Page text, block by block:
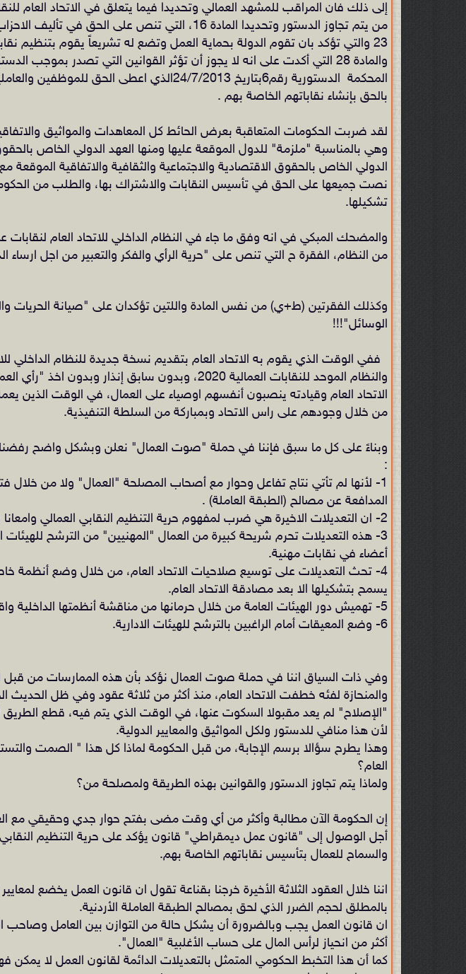
إلى ذلك فان المراقب للمشهد العمالي وتحديدا فيما يتعلق في الاتحاد العام
من يتم تجاوز الدستور وتحديدا المادة 16، التي تنص على
23 والتي تؤكد بان تقوم الدولة بحماية العمل وتضع له تشريعاً يقوم بتنظيم
والمادة 28 التي أكدت على انه لا يجوز أن تؤثر القوانين التي تصدر بموجب
المحكمة الدستورية رقم6بتاريخ 24/7/2013الذي اعطى
بالحق بإنشاء نقاباتهم الخاصة بهم .
لقد ضربت الحكومات المتعاقبة بعرض الحائط كل المعاهدات والمواثيق
وهي بالمناسبة "ملزمة" للدول الموقعة عليها ومنها العهد الدولي الخاص
الدولي الخاص بالحقوق الاقتصادية والاجتماعية والثقافية والاتفاقية الموقعة
نصت جميعها على الحق في تأسيس النقابات والاشتراك بها، والطلب من
تشكيلها.
من النظام، الفقرة ح ‏التي تنص على "حرية الرأي والفكر والتعبير من اجل ارساء
‏وكذلك ‏الفقرتين (ط+ي) من نفس المادة واللتين تؤكدان على "صيانة الحريات
الوسائل"!!!
ففي الوقت الذي يقوم به الاتحاد العام بتقديم نسخة جديدة للنظام الداخلي
والنظام الموحد للنقابات العمالية 2020، وبدون سابق إنذار
الاتحاد العام وقيادته ينصبون أنفسهم اوصياء على العمال، في الوقت الذين
من خلال وجودهم على راس الاتحاد وبمباركة من السلطة التنفيذية.
وبناءً على كل ما سبق فإننا في حملة "صوت العمال" نعلن وبشكل واضح رفضنا
1- لأنها لم تأتي نتاج تفاعل وحوار مع أصحاب المصلحة "العمال" ولا من
المدافعة عن مصالح (الطبقة العاملة) .
2- ‏ان التعديلات الاخيرة هي ضرب لمفهوم حرية التنظيم النقابي العمالي وامعانا في إضعاف العمال ونقاباتهم.
3- هذه التعديلات تحرم ‏شريحة كبيرة من العمال "المهنيين" من الترشح للهيئات
أعضاء في نقابات مهنية.
4- ‏تحث التعديلات على توسيع صلاحيات الاتحاد العام، من خلال وضع أنظمة خاصة
يسمح بتشكيلها الا بعد مصادقة الاتحاد العام.
5- تهميش دور الهيئات العامة ‏من خلال حرمانها من مناقشة أنظمتها الداخلية واقراراها.
6- وضع المعيقات أمام الراغبين بالترشح للهيئات الادارية.
وفي ذات السياق اننا في حملة صوت العمال نؤكد بأن هذه الممارسات من قبل
والمنحازة لفئه خطفت الاتحاد العام، منذ أكثر من ثلاثة عقود وفي ظل الحديث
"الإصلاح" لم يعد ‏مقبولا السكوت عنها، في الوقت الذي يتم فيه، قطع الطريق
لأن هذا منافي للدستور ولكل المواثيق والمعايير الدولية.
‏وهذا يطرح سؤالا برسم الإجابة، من قبل الحكومة لماذا كل هذا " الصمت
العام؟
‏ولماذا يتم تجاوز الدستور والقوانين بهذه الطريقة ولمصلحة من؟
‏إن الحكومة الآن مطالبة وأكثر من أي وقت مضى بفتح حوار جدي وحقيقي مع
أجل الوصول إلى "قانون عمل ديمقراطي" قانون يؤكد على حرية التنظيم النقابي
والسماح للعمال بتأسيس نقاباتهم الخاصة بهم.
‏اننا خلال العقود الثلاثة الأخيرة خرجنا بقناعة تقول ان قانون العمل يخضع
بالمطلق لحجم ‏الضرر الذي لحق ‏بمصالح الطبقة العاملة الأردنية.
‏ان قانون العمل ‏يجب وبالضرورة ‏أن يشكل حالة من التوازن بين العامل وصاحب
أكثر من انحياز لرأس المال على حساب الأغلبية "العمال".
كما أن هذا التخبط الحكومي المتمثل بالتعديلات الدائمة لقانون العمل لا يمكن